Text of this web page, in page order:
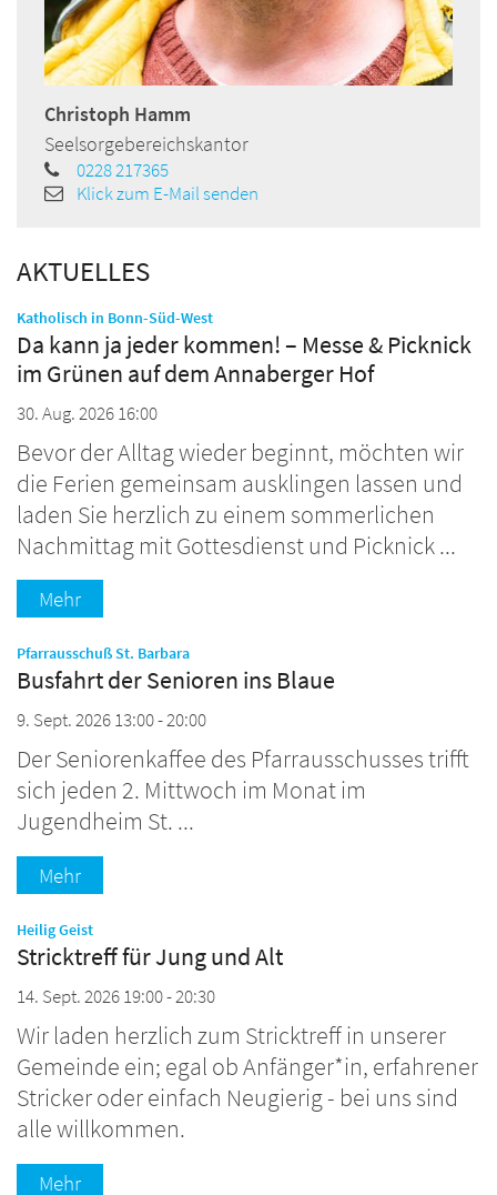
Christoph Hamm
Seelsorgebereichskantor
0228 217365
Klick zum E-Mail senden
AKTUELLES
Katholisch in Bonn-Süd-West:
Da kann ja jeder kommen! – Messe & Picknick
im Grünen auf dem Annaberger Hof
30. Aug. 2026 16:00
Bevor der Alltag wieder beginnt, möchten wir
die Ferien gemeinsam ausklingen lassen und
laden Sie herzlich zu einem sommerlichen
Nachmittag mit Gottesdienst und Picknick ...
Mehr
Pfarrausschuß St. Barbara:
Busfahrt der Senioren ins Blaue
9. Sept. 2026 13:00 - 20:00
Der Seniorenkaffee des Pfarrausschusses trifft
sich jeden 2. Mittwoch im Monat im
Jugendheim St. ...
Mehr
Heilig Geist:
Stricktreff für Jung und Alt
14. Sept. 2026 19:00 - 20:30
Wir laden herzlich zum Stricktreff in unserer
Gemeinde ein; egal ob Anfänger*in, erfahrener
Stricker oder einfach Neugierig - bei uns sind
alle willkommen.
Mehr